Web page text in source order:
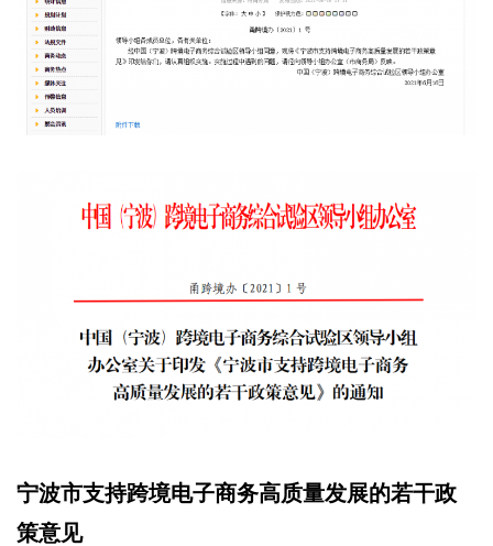
宁波市支持跨境电子商务高质量发展的若干政
策意见